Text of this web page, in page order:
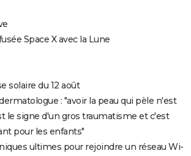
Space X avec la Lune
solaire du 12 août
: "avoir la peau qui pèle n'est
le signe d'un gros traumatisme et c'est
pour les enfants"
ultimes pour rejoindre un réseau Wi-